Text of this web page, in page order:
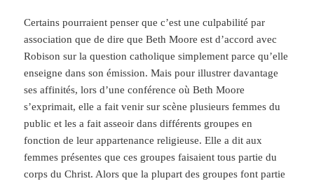
Certains pourraient penser que c’est une culpabilité par
association que de dire que Beth Moore est d’accord avec
Robison sur la question catholique simplement parce qu’elle
enseigne dans son émission. Mais pour illustrer davantage
ses affinités, lors d’une conférence où Beth Moore
s’exprimait, elle a fait venir sur scène plusieurs femmes du
public et les a fait asseoir dans différents groupes en
fonction de leur appartenance religieuse. Elle a dit aux
femmes présentes que ces groupes faisaient tous partie du
corps du Christ. Alors que la plupart des groupes font partie